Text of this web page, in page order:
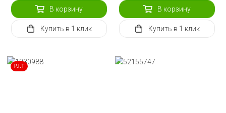
В корзину
Купить в 1 клик
В корзину
Купить в 1 клик
P.I.T